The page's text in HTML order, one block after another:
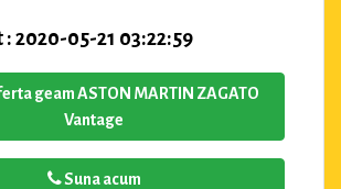
2020-05-21 03:22:59
geam ASTON MARTIN ZAGATO
Vantage
Suna acum